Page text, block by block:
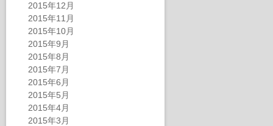
2015年12月
2015年11月
2015年10月
2015年9月
2015年8月
2015年7月
2015年6月
2015年5月
2015年4月
2015年3月